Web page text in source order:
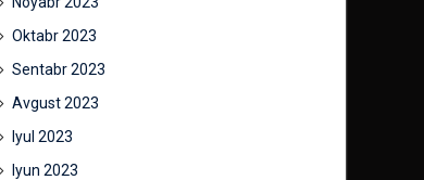
Oktabr 2023
Sentabr 2023
Avgust 2023
Iyul 2023
Iyun 2023